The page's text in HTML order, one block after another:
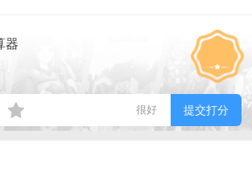
器
很好 提交打分